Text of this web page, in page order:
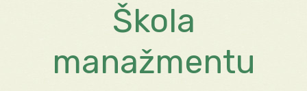
Škola
manažmentu